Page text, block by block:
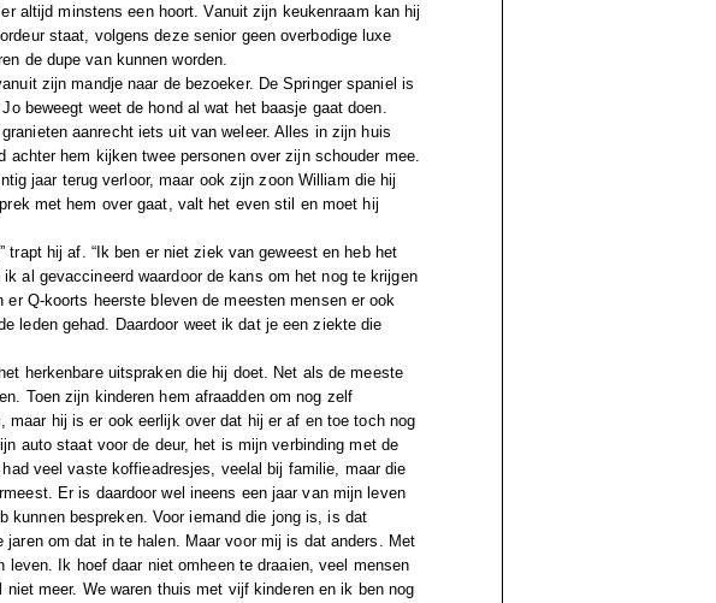
altijd minstens een hoort. Vanuit zijn keukenraam kan hij
staat, volgens deze senior geen overbodige luxe
de dupe van kunnen worden.
zijn mandje naar de bezoeker. De Springer spaniel is
beweegt weet de hond al wat het baasje gaat doen.
aanrecht iets uit van weleer. Alles in zijn huis
achter hem kijken twee personen over zijn schouder mee.
jaar terug verloor, maar ook zijn zoon William die hij
met hem over gaat, valt het even stil en moet hij
trapt hij af. “Ik ben er niet ziek van geweest en heb het
al gevaccineerd waardoor de kans om het nog te krijgen
Q-koorts heerste bleven de meesten mensen er ook
leden gehad. Daardoor weet ik dat je een ziekte die
herkenbare uitspraken die hij doet. Net als de meeste
Toen zijn kinderen hem afraadden om nog zelf
maar hij is er ook eerlijk over dat hij er af en toe toch nog
auto staat voor de deur, het is mijn verbinding met de
veel vaste koffieadresjes, veelal bij familie, maar die
Er is daardoor wel ineens een jaar van mijn leven
kunnen bespreken. Voor iemand die jong is, is dat
om dat in te halen. Maar voor mij is dat anders. Met
Ik hoef daar niet omheen te draaien, veel mensen
meer. We waren thuis met vijf kinderen en ik ben nog